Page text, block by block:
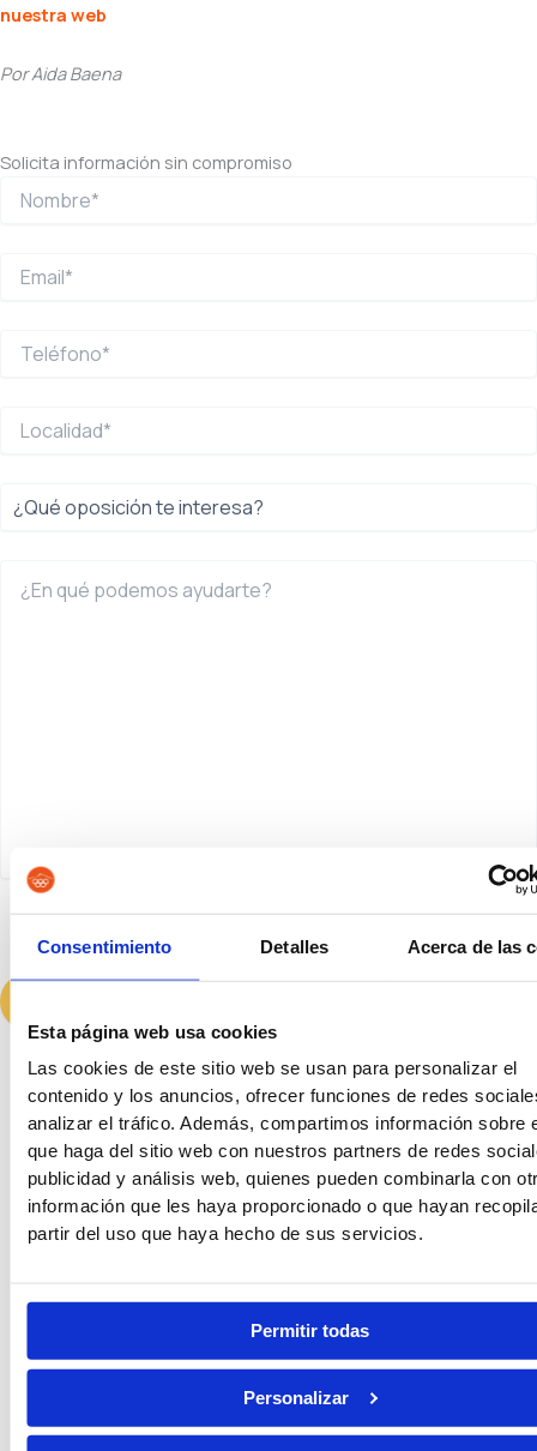
Consentimiento Detalles Acerca de las
Esta página web usa cookies
Las cookies de este sitio web se usan para personalizar el
contenido y los anuncios, ofrecer funciones de redes
analizar el tráfico. Además, compartimos información sobre
que haga del sitio web con nuestros partners de redes
publicidad y análisis web, quienes pueden combinarla con
información que les haya proporcionado o que hayan
partir del uso que haya hecho de sus servicios.
Permitir todas
Personalizar
nuestra web
Por Aida Baena
Solicita información sin compromiso
Últimas entradas
Auxilio Judicial, Tramitación o Gestión: cuál elegir
Leer más »
Mejores oposiciones con ESO en 2026
15/07/2026